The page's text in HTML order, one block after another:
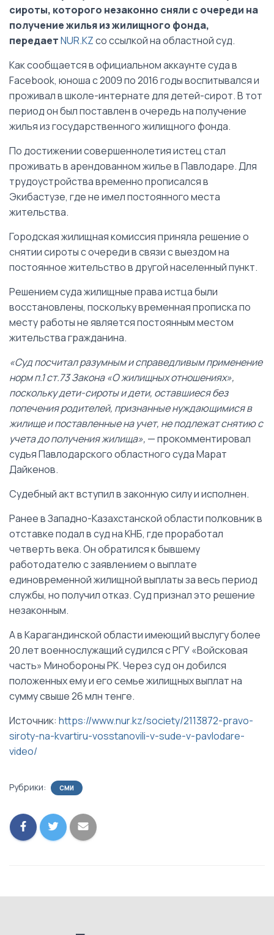
сироты, которого незаконно сняли с очереди на
получение жилья из жилищного фонда,
передаетNUR.KZсо ссылкой на областной суд.
Как сообщается в официальном аккаунте суда в
Facebook, юноша с 2009 по 2016 годы воспитывался и
проживал в школе-интернате для детей-сирот. В тот
период он был поставлен в очередь на получение
жилья из государственного жилищного фонда.
По достижении совершеннолетия истец стал
проживать в арендованном жилье в Павлодаре. Для
трудоустройства временно прописался в
Экибастузе, где не имел постоянного места
жительства.
Городская жилищная комиссия приняла решение о
снятии сироты с очереди в связи с выездом на
постоянное жительство в другой населенный пункт.
Решением суда жилищные права истца были
восстановлены, поскольку временная прописка по
месту работы не является постоянным местом
жительства гражданина.
«Суд посчитал разумным и справедливым применение
норм п.1 ст.73 Закона «О жилищных отношениях»,
поскольку дети-сироты и дети, оставшиеся без
попечения родителей, признанные нуждающимися в
жилище и поставленные на учет, не подлежат снятию с
учета до получения жилища», — прокомментировал
судья Павлодарского областного суда Марат
Дайкенов.
Судебный акт вступил в законную силу и исполнен.
Ранее в Западно-Казахстанской области полковник в
отставке подал в суд на КНБ, где проработал
четверть века. Он обратился к бывшему
работодателю с заявлением о выплате
единовременной жилищной выплаты за весь период
службы, но получил отказ. Суд признал это решение
незаконным.
А в Карагандинской области имеющий выслугу более
20 лет военнослужащий судился с РГУ «Войсковая
часть» Минобороны РК. Через суд он добился
положенных ему и его семье жилищных выплат на
сумму свыше 26 млн тенге.
Источник: https://www.nur.kz/society/2113872-pravo-
siroty-na-kvartiru-vosstanovili-v-sude-v-pavlodare-
video/
Рубрики: СМИ